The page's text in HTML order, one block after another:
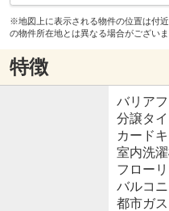
※地図上に表示される物件の位置は付
の物件所在地とは異なる場合がございま
特徴
バリア
分譲タ
カード
室内洗
フロー
バルコ
都市ガス